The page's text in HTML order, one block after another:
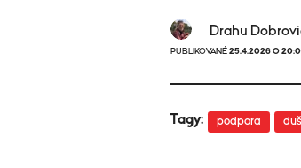
Drahu
PUBLIKOVANÉ 25.4.2026 O
Tagy: podpora